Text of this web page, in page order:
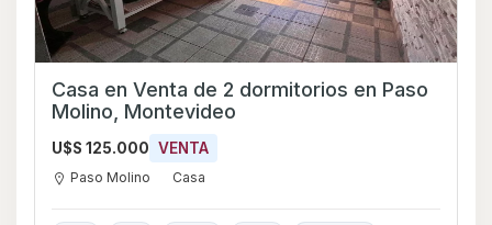
Casa en Venta de 2 dormitorios en Paso
Molino, Montevideo
U$S 125.000 VENTA
Paso Molino Casa